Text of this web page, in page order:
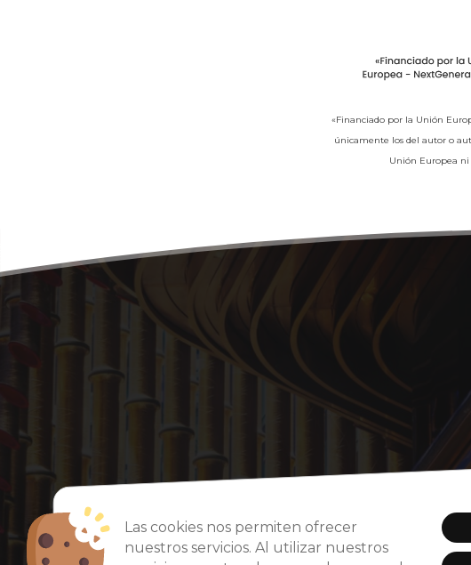
Las cookies nos permiten ofrecer
nuestros servicios. Al utilizar nuestros
«Financiado por la Unión
únicamente los del autor o
Unión Europea ni